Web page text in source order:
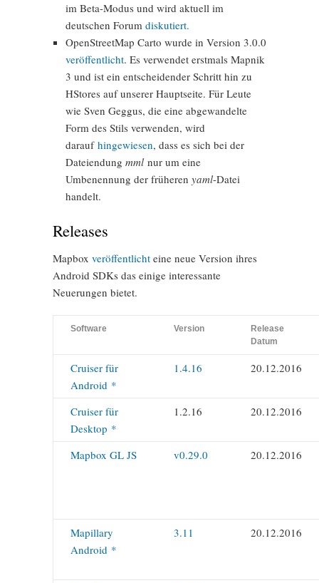
im Beta-Modus und wird aktuell im
deutschen Forum diskutiert.
OpenStreetMap Carto wurde in Version 3.0.0
veröffentlicht. Es verwendet erstmals Mapnik
3 und ist ein entscheidender Schritt hin zu
HStores auf unserer Hauptseite. Für Leute
wie Sven Geggus, die eine abgewandelte
Form des Stils verwenden, wird
darauf hingewiesen, dass es sich bei der
Dateiendung mml nur um eine
Umbenennung der früheren yaml-Datei
handelt.
Releases
Mapbox veröffentlicht eine neue Version ihres
Android SDKs das einige interessante
Neuerungen bietet.
Software Version
Release
Datum
Cruiser für
Android *
1.4.16 20.12.2016
Cruiser für
Desktop *
1.2.16 20.12.2016
Mapbox GL JS v0.29.0 20.12.2016
Mapillary
Android *
3.11 20.12.2016